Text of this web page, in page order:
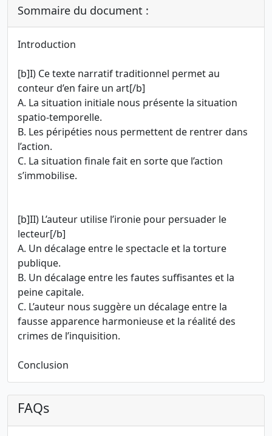
Sommaire du document :
Introduction
[b]I) Ce texte narratif traditionnel permet au
conteur d’en faire un art[/b]
A. La situation initiale nous présente la situation
spatio-temporelle.
B. Les péripéties nous permettent de rentrer dans
l’action.
C. La situation finale fait en sorte que l’action
s’immobilise.
[b]II) L’auteur utilise l’ironie pour persuader le
lecteur[/b]
A. Un décalage entre le spectacle et la torture
publique.
B. Un décalage entre les fautes suffisantes et la
peine capitale.
C. L’auteur nous suggère un décalage entre la
fausse apparence harmonieuse et la réalité des
crimes de l’inquisition.
Conclusion
FAQs